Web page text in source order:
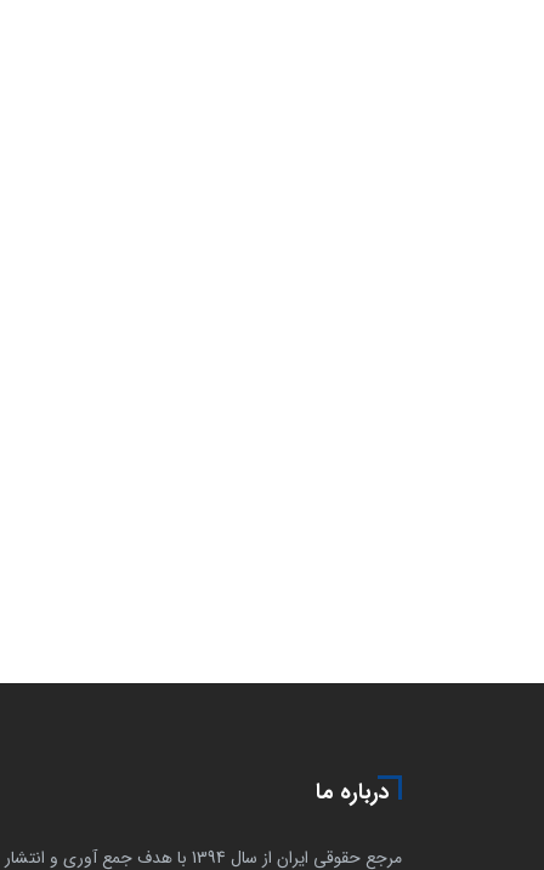
درباره ما
مرجع حقوقی ایران از سال 1394 با هدف جمع آوری و انتشار